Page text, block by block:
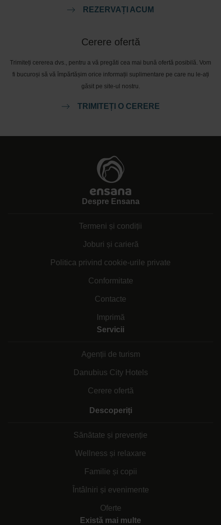
REZERVAȚI ACUM
Cerere ofertă
Trimiteți cererea dvs., pentru a vă pregăti cea mai bună ofertă posibilă. Vom
fi bucuroși să vă împărtășim orice informații suplimentare pe care nu le-ați
găsit pe site-ul nostru.
TRIMITEȚI O CERERE
Despre Ensana
Termeni și condiții
Joburi și carieră
Politica privind cookie-urile private
Conformitate
Contacte
Imprimă
Servicii
Agenții de turism
Danubius City Hotels
Cerere ofertă
Descoperiți
Sănătate și prevenție
Wellness și relaxare
Familie și copii
Întâlniri și evenimente
Oferte
Există mai multe